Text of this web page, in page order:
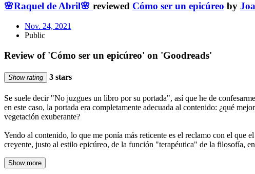
🌸Raquel de Abril🌸 reviewed Cómo ser un epicúreo by
Nov. 24, 2021
Public
Review of 'Cómo ser un epicúreo' on 'Goodreads'
Show rating 3 stars
Se suele decir "No juzgues un libro por su portada", así que he de
en este caso, la portada era completamente adecuada al contenido: ¿qué
vegetación exuberante?
Yendo al contenido, lo que me ponía más reticente es el reclamo con el
creyente, justo al estilo epicúreo, de la función "terapéutica" de la filosofía,
Show more